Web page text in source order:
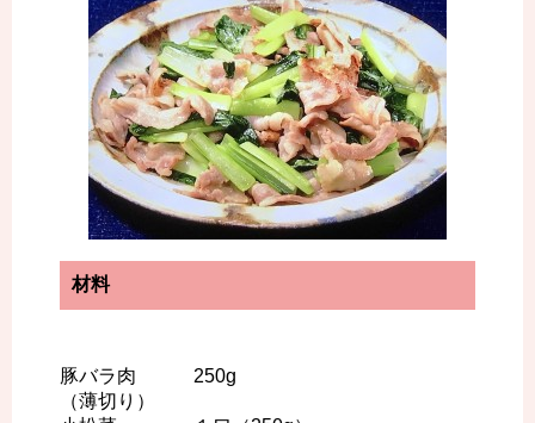
材料
豚バラ肉 250g
（薄切り）